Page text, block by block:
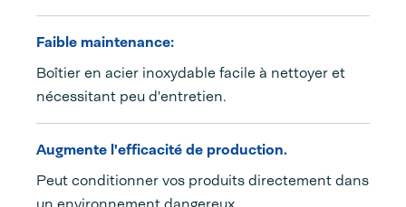
Faible maintenance:
Boîtier en acier inoxydable facile à nettoyer et
nécessitant peu d'entretien.
Augmente l'efficacité de production.
Peut conditionner vos produits directement dans